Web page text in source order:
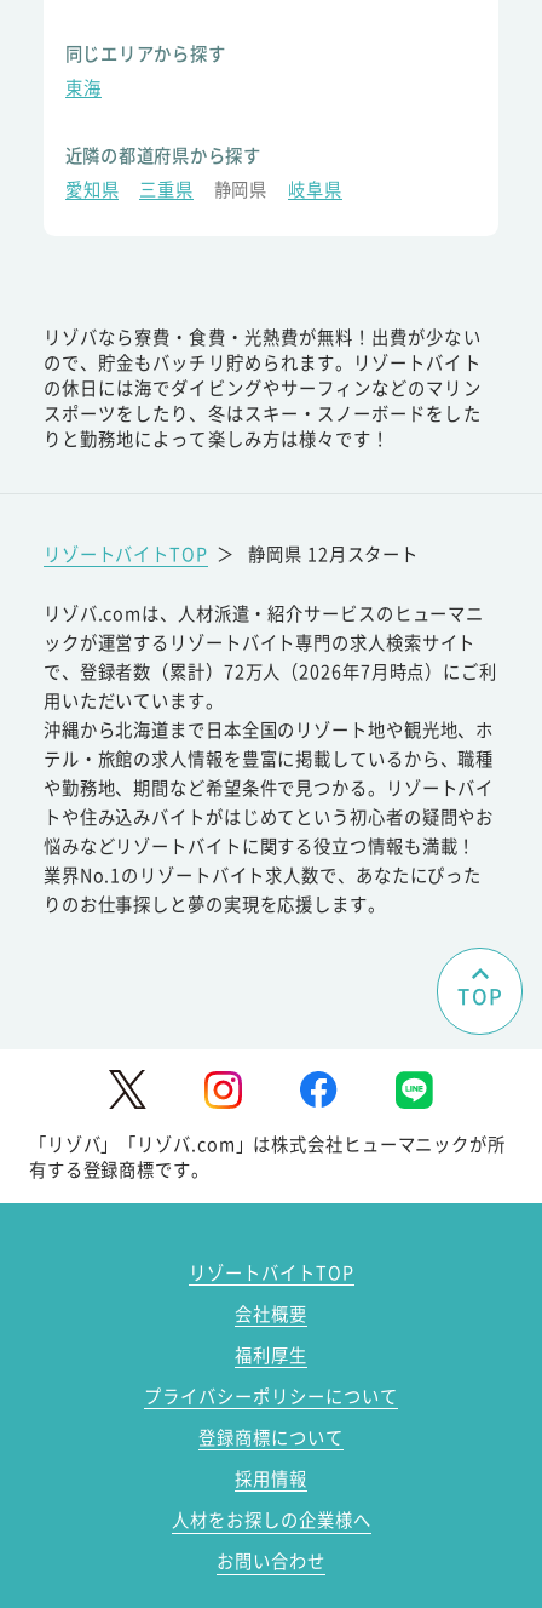
同じエリアから探す
東海
近隣の都道府県から探す
愛知県
三重県 静岡県 岐阜県
リゾバなら寮費・食費・光熱費が無料！出費が少ない
ので、貯金もバッチリ貯められます。リゾートバイト
の休日には海でダイビングやサーフィンなどのマリン
スポーツをしたり、冬はスキー・スノーボードをした
りと勤務地によって楽しみ方は様々です！
リゾートバイトTOP ＞ 静岡県 12月スタート
リゾバ.comは、人材派遣・紹介サービスのヒューマニ
ックが運営するリゾートバイト専門の求人検索サイト
で、登録者数（累計）72万人（2026年7月時点）にご利
用いただいています。
沖縄から北海道まで日本全国のリゾート地や観光地、ホ
テル・旅館の求人情報を豊富に掲載しているから、職種
や勤務地、期間など希望条件で見つかる。リゾートバイ
トや住み込みバイトがはじめてという初心者の疑問やお
悩みなどリゾートバイトに関する役立つ情報も満載！
業界No.1のリゾートバイト求人数で、あなたにぴった
りのお仕事探しと夢の実現を応援します。
TOP
「リゾバ」「リゾバ.com」は株式会社ヒューマニックが所
有する登録商標です。
リゾートバイトTOP
会社概要
福利厚生
プライバシーポリシーについて
登録商標について
採用情報
人材をお探しの企業様へ
お問い合わせ